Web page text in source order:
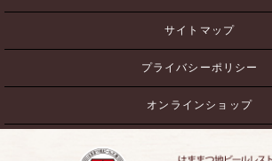
サイトマップ
プライバシーポリシー
オンラインショップ